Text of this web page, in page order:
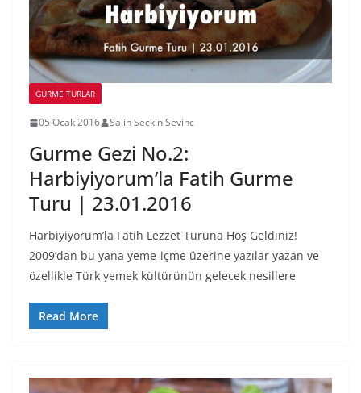
GURME TURLAR
05 Ocak 2016 Salih Seckin Sevinc
Gurme Gezi No.2:
Harbiyiyorum’la Fatih Gurme
Turu | 23.01.2016
Harbiyiyorum’la Fatih Lezzet Turuna Hoş Geldiniz!
2009’dan bu yana yeme-içme üzerine yazılar yazan ve
özellikle Türk yemek kültürünün gelecek nesillere
Read More